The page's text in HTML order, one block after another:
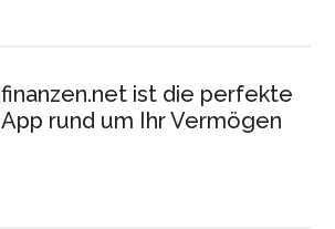
finanzen.net ist die perfekte
App rund um Ihr Vermögen